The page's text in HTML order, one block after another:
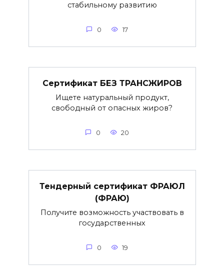
стабильному развитию
0 17
Сертификат БЕЗ ТРАНСЖИРОВ
Ищете натуральный продукт,
свободный от опасных жиров?
0 20
Тендерный сертификат ФРАЮЛ
(ФРАЮ)
Получите возможность участвовать в
государственных
0 19